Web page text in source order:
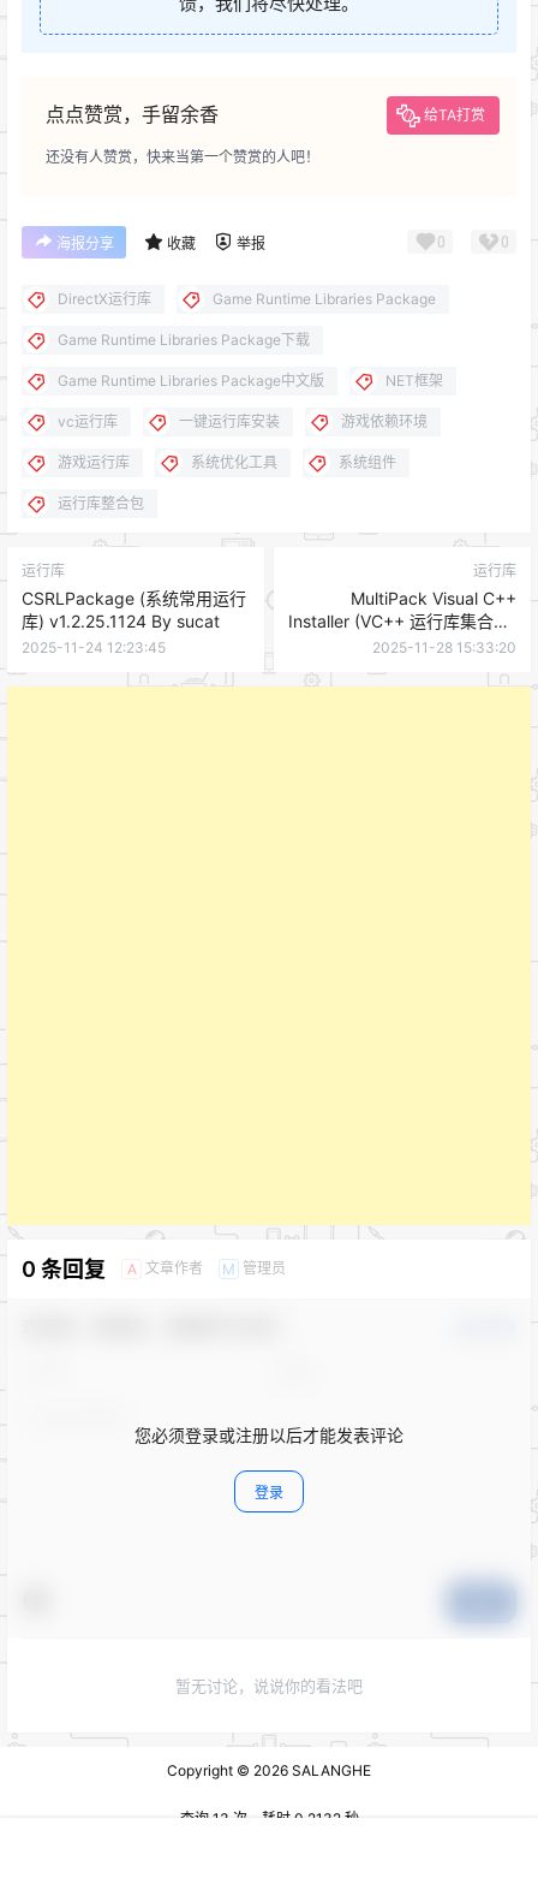
点点赞赏，手留余香 给TA打赏
还没有人赞赏，快来当第一个赞赏的人吧！
海报分享 收藏 举报 0 0
DirectX运行库 Game Runtime Libraries Package
Game Runtime Libraries Package下载
Game Runtime Libraries Package中文版 NET框架
vc运行库 一键运行库安装 游戏依赖环境
游戏运行库 系统优化工具 系统组件
运行库整合包
运行库
CSRLPackage (系统常用运行
库) v1.2.25.1124 By sucat
2025-11-24 12:23:45
运行库
MultiPack Visual C++
Installer (VC++ 运行库集合包)
v4.00
2025-11-28 15:33:20
0 条回复 A 文章作者 M 管理员
您必须登录或注册以后才能发表评论
登录
暂无讨论，说说你的看法吧
Copyright © 2026 SALANGHE
查询 13 次，耗时 0.2132 秒